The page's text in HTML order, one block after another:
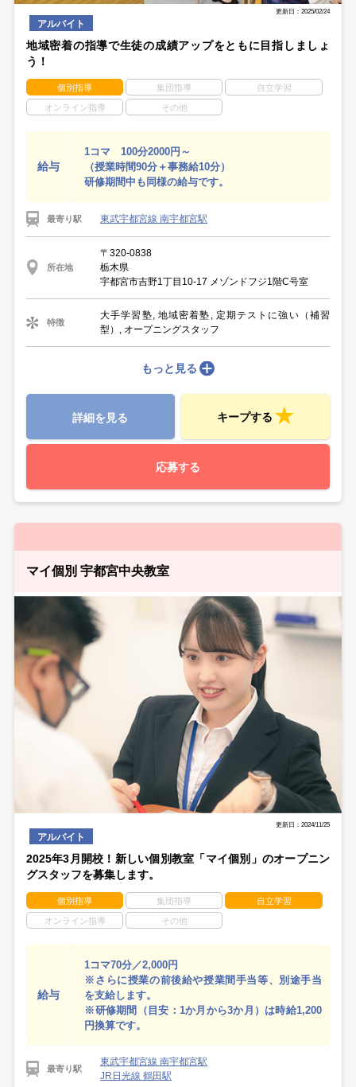
更新日：2025/02/24
アルバイト
地域密着の指導で生徒の成績アップをともに目指しましょ
う！
個別指導 集団指導 自立学習
オンライン指導 その他
給与
1コマ 100分2000円～
（授業時間90分＋事務給10分）
研修期間中も同様の給与です。
最寄り駅 東武宇都宮線 南宇都宮駅
所在地
〒320-0838
栃木県
宇都宮市吉野1丁目10-17 メゾンドフジ1階C号室
特徴
大手学習塾, 地域密着塾, 定期テストに強い（補習
型）, オープニングスタッフ
もっと見る
詳細を見る キープする
応募する
マイ個別 宇都宮中央教室
更新日：2024/11/25
アルバイト
2025年3月開校！新しい個別教室「マイ個別」のオープニン
グスタッフを募集します。
個別指導 集団指導 自立学習
オンライン指導 その他
給与
1コマ70分／2,000円
※さらに授業の前後給や授業間手当等、別途手当
を支給します。
※研修期間（目安：1か月から3か月）は時給1,200
円換算です。
最寄り駅
東武宇都宮線 南宇都宮駅
JR日光線 鶴田駅